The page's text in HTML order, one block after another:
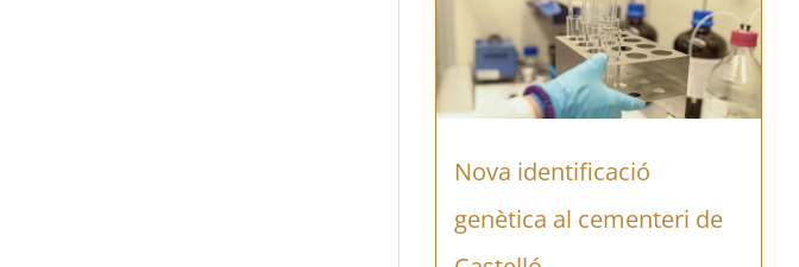
Nova identificació
genètica al cementeri de